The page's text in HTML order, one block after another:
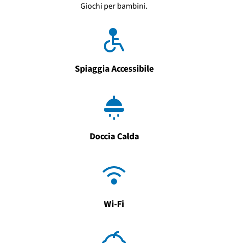
Giochi per bambini.
Spiaggia Accessibile
Doccia Calda
Wi-Fi